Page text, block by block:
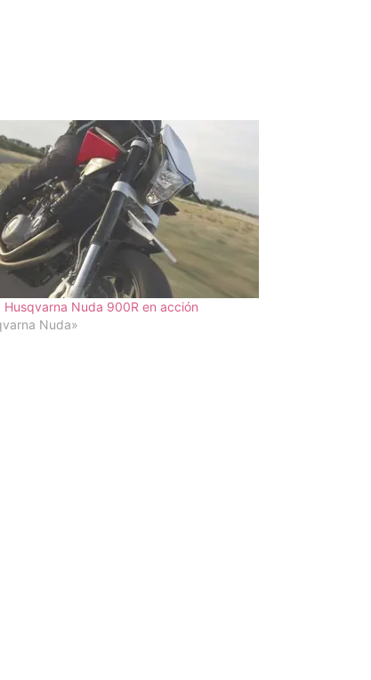
Husqvarna Nuda 900R en acción
Nuda»